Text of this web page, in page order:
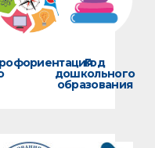
Год
дошкольного
образования